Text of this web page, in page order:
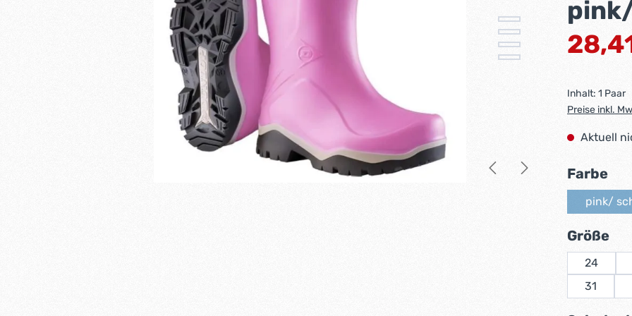
Regulärer
Inhalt: 1 Paar
Preise inkl.
Aktuell
Farbe
pink/
Größe
24
31